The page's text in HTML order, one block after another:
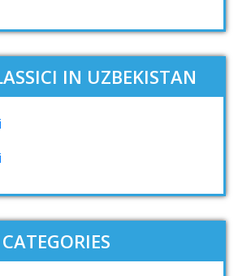
IN UZBEKISTAN
CATEGORIES